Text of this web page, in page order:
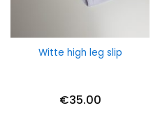
Witte high leg slip
€35.00